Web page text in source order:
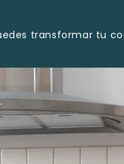
transformar tu